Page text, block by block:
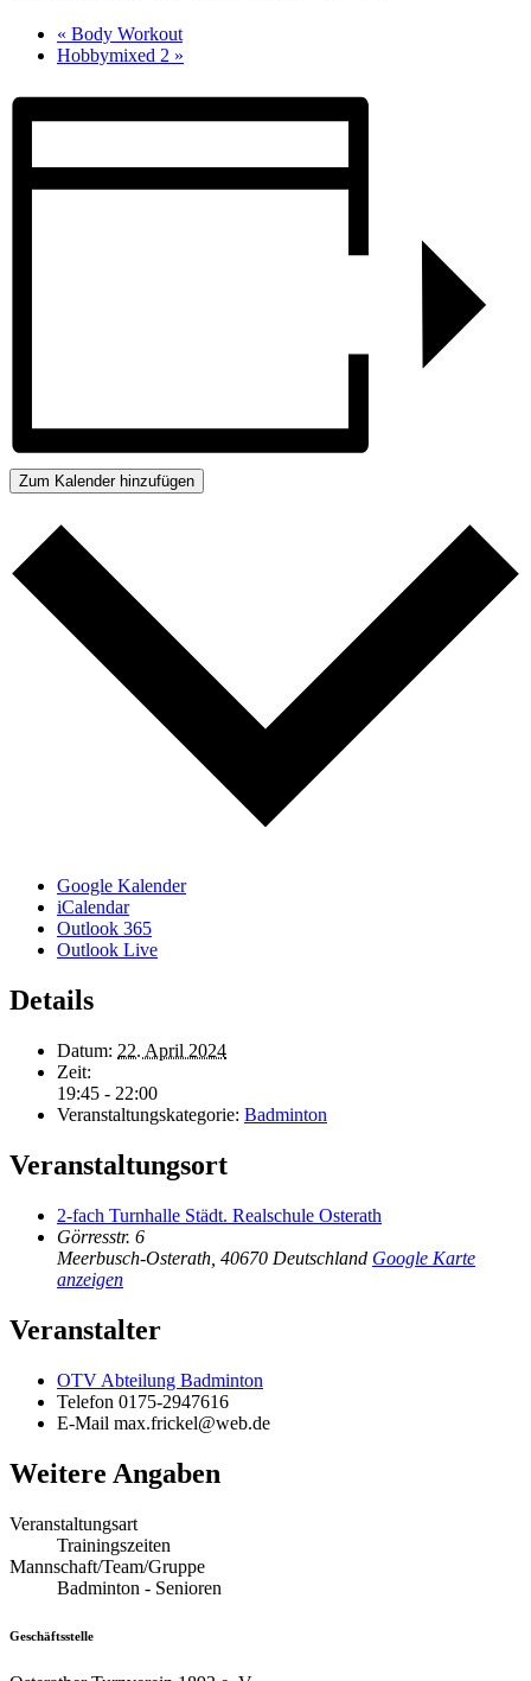
« Body Workout
Hobbymixed 2 »
Zum Kalender hinzufügen
Google Kalender
iCalendar
Outlook 365
Outlook Live
Details
Datum: 22. April 2024
Zeit:
19:45 - 22:00
Veranstaltungskategorie: Badminton
Veranstaltungsort
2-fach Turnhalle Städt. Realschule Osterath
Görresstr. 6
Meerbusch-Osterath 40670 Deutschland Google Karte
anzeigen
Veranstalter
OTV Abteilung Badminton
Telefon 0175-2947616
E-Mail max.frickel@web.de
Weitere Angaben
Veranstaltungsart
Trainingszeiten
Mannschaft/Team/Gruppe
Badminton - Senioren
Geschäftsstelle